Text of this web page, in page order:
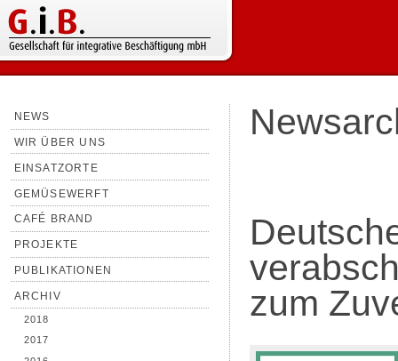
NEWS
WIR ÜBER UNS
EINSATZORTE
GEMÜSEWERFT
CAFÉ BRAND
PROJEKTE
PUBLIKATIONEN
ARCHIV
2018
2017
zum